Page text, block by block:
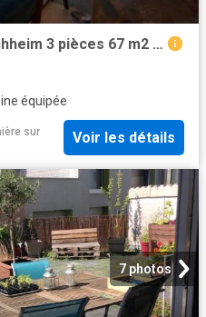
location appartement bischheim 3 pièces 67 m2 bas rhin 67800 890 € / mois
équipée
sur
Voir les détails
7 photos